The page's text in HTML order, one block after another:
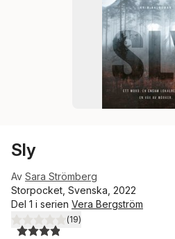
Sly
Av Sara Strömberg
Storpocket, Svenska, 2022
Del 1 i serien Vera Bergström
3,9utav 5 stjärnor. Totalt antal röster:
(19)